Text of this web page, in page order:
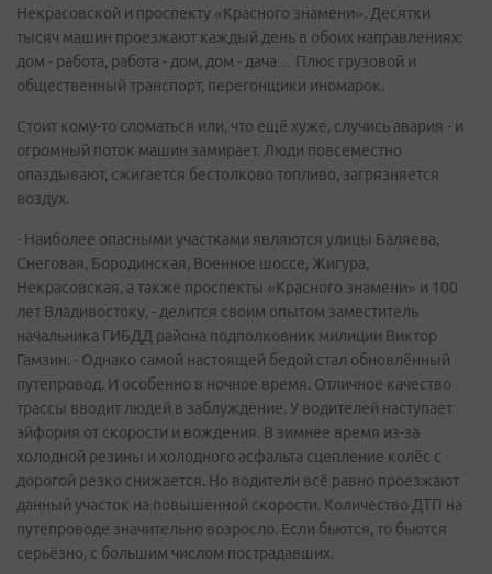
Некрасовской и проспекту «Красного знамени». Десятки
тысяч машин проезжают каждый день в обоих направлениях:
дом - работа, работа - дом, дом - дача… Плюс грузовой и
общественный транспорт, перегонщики иномарок.
Стоит кому-то сломаться или, что ещё хуже, случись авария - и
огромный поток машин замирает. Люди повсеместно
опаздывают, сжигается бестолково топливо, загрязняется
воздух.
- Наиболее опасными участками являются улицы Баляева,
Снеговая, Бородинская, Военное шоссе, Жигура,
Некрасовская, а также проспекты «Красного знамени» и 100
лет Владивостоку, - делится своим опытом заместитель
начальника ГИБДД района подполковник милиции Виктор
Гамзин. - Однако самой настоящей бедой стал обновлённый
путепровод. И особенно в ночное время. Отличное качество
трассы вводит людей в заблуждение. У водителей наступает
эйфория от скорости и вождения. В зимнее время из-за
холодной резины и холодного асфальта сцепление колёс с
дорогой резко снижается. Но водители всё равно проезжают
данный участок на повышенной скорости. Количество ДТП на
путепроводе значительно возросло. Если бьются, то бьются
серьёзно, с большим числом пострадавших.